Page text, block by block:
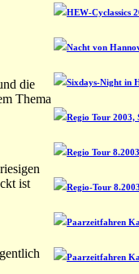
die
Thema
ist
HEW-Cyclassics
Nacht von
Sixdays-Night in
Regio Tour 2003,
Regio Tour
Regio-Tour
Paarzeitfahren
Paarzeitfahren